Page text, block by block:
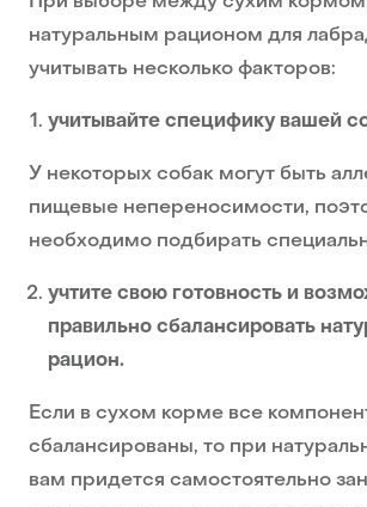
натуральным рационом для
учитывать несколько факторов:
учитывайте специфику вашей
У некоторых собак могут быть
пищевые непереносимости,
необходимо подбирать
учтите свою готовность и
правильно сбалансировать
рацион.
Если в сухом корме все
сбалансированы, то при
вам придется самостоятельно